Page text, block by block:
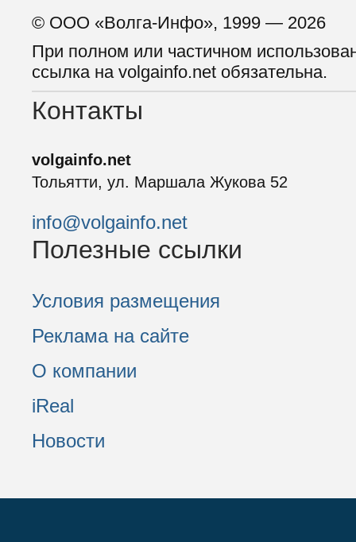
© ООО «Волга-Инфо», 1999 — 2026
При полном или частичном
ссылка на volgainfo.net обязательна.
Контакты
volgainfo.net
Тольятти, ул. Маршала Жукова 52
info@volgainfo.net
Полезные ссылки
Условия размещения
Реклама на сайте
О компании
iReal
Новости